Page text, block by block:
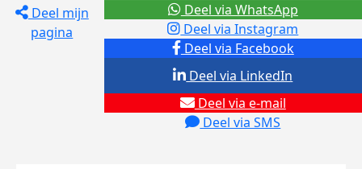
Deel mijn
pagina
Deel via Facebook
Deel via Instagram
Deel via e-mail
Deel via SMS
Deel via LinkedIn
Deel via WhatsApp